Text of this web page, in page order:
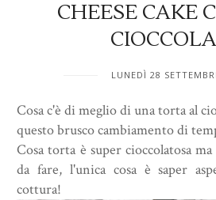
CHEESE CAKE
LUNEDÌ 28
Cosa c'è di meglio di una torta al
questo brusco cambiamento di
Cosa torta è super cioccolatosa
da fare, l'unica cosa è saper
cottura!